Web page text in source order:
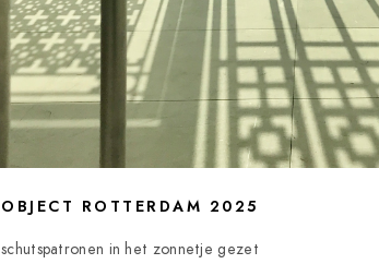
OBJECT ROTTERDAM 2025
schutspatronen in het zonnetje gezet